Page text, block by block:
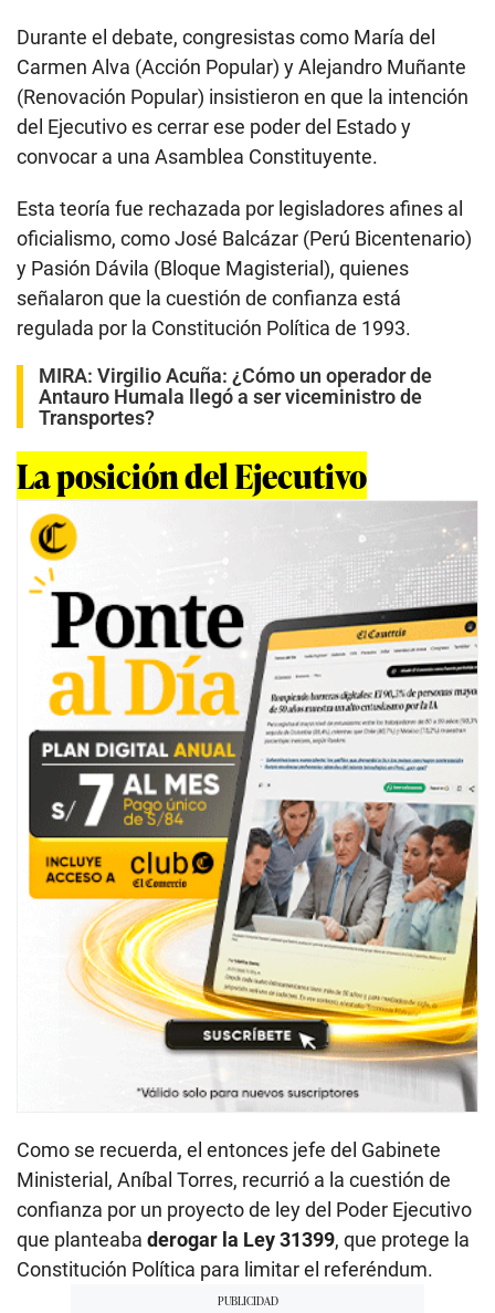
Durante el debate, congresistas como María del
Carmen Alva (Acción Popular) y Alejandro Muñante
(Renovación Popular) insistieron en que la intención
del Ejecutivo es cerrar ese poder del Estado y
convocar a una Asamblea Constituyente.
Esta teoría fue rechazada por legisladores afines al
oficialismo, como José Balcázar (Perú Bicentenario)
y Pasión Dávila (Bloque Magisterial), quienes
señalaron que la cuestión de confianza está
regulada por la Constitución Política de 1993.
MIRA: Virgilio Acuña: ¿Cómo un operador de
Antauro Humala llegó a ser viceministro de
Transportes?
La posición del Ejecutivo
Como se recuerda, el entonces jefe del Gabinete
Ministerial, Aníbal Torres, recurrió a la cuestión de
confianza por un proyecto de ley del Poder Ejecutivo
que planteaba derogar la Ley 31399, que protege la
Constitución Política para limitar el referéndum.